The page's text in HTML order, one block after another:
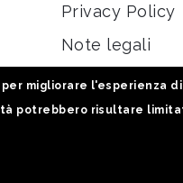
Privacy Policy
Note legali
Statistiche
migliorare l'esperienza
potrebbero risultare